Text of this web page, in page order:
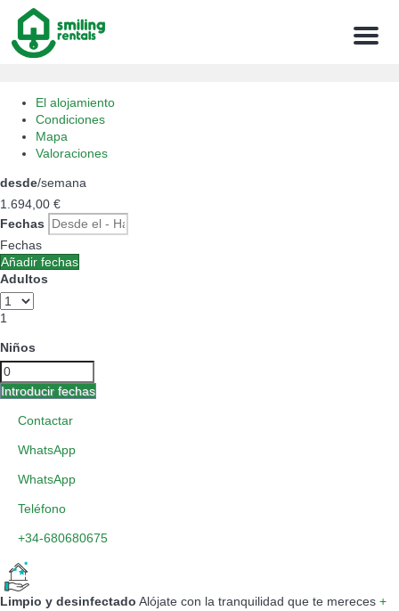
Menu
El alojamiento
Condiciones
Mapa
Valoraciones
desde/semana
1.694, 00 €
Fechas
Fechas
Añadir fechas
Adultos
1
Niños
Introducir fechas
Contactar
WhatsApp
WhatsApp
Teléfono
+34-680680675
Limpio y desinfectado Alójate con la tranquilidad que te mereces +